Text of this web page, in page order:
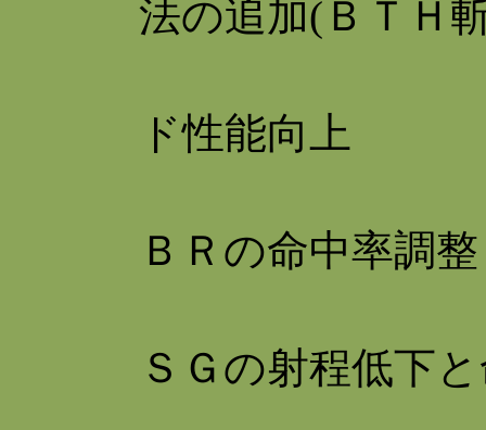
法の追加(ＢＴＨ
ド性能向上
ＢＲの命中率調整
ＳＧの射程低下